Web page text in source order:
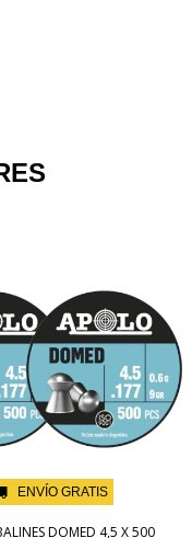
ENVÍO GRATIS
DOMED 4,5 X 500